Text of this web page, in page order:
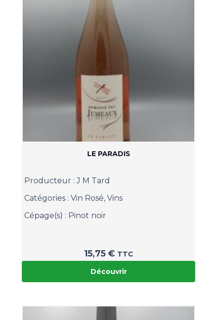
LE PARADIS
Producteur :J M Tard
Catégories : Vin Rosé, Vins
Cépage(s) : Pinot noir
15,75 € TTC
Découvrir